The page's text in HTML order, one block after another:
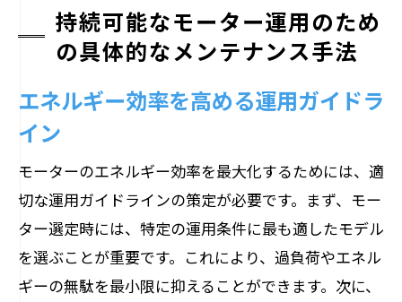
持続可能なモーター運用のため
の具体的なメンテナンス手法
エネルギー効率を高める運用ガイドラ
イン
モーターのエネルギー効率を最大化するためには、適
切な運用ガイドラインの策定が必要です。まず、モー
ター選定時には、特定の運用条件に最も適したモデル
を選ぶことが重要です。これにより、過負荷やエネル
ギーの無駄を最小限に抑えることができます。次に、